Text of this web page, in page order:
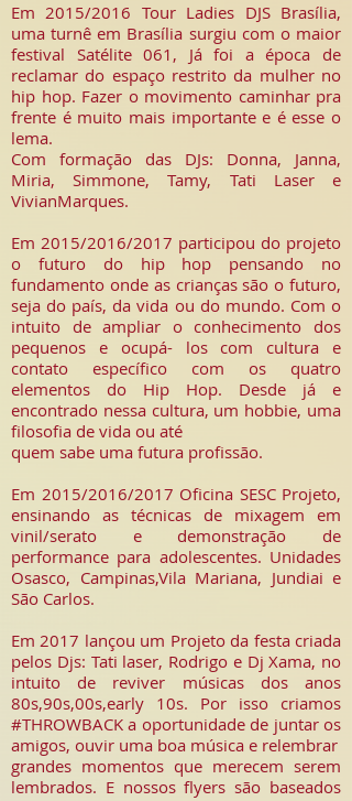
Em 2015/2016 Tour Ladies DJS Brasília,
uma turnê em Brasília surgiu com o maior
festival Satélite 061, Já foi a época de
reclamar do espaço restrito da mulher no
hip hop. Fazer o movimento caminhar pra
frente é muito mais importante e é esse o
lema.
Com formação das DJs: Donna, Janna,
Miria, Simmone, Tamy, Tati Laser e
VivianMarques.
Em 2015/2016/2017 participou do projeto
o futuro do hip hop pensando no
fundamento onde as crianças são o futuro,
seja do país, da vida ou do mundo. Com o
intuito de ampliar o conhecimento dos
pequenos e ocupá- los com cultura e
contato específico com os quatro
elementos do Hip Hop. Desde já e
encontrado nessa cultura, um hobbie, uma
filosofia de vida ou até
quem sabe uma futura profissão.
Em 2015/2016/2017 Oficina SESC Projeto,
ensinando as técnicas de mixagem em
vinil/serato e demonstração de
performance para adolescentes. Unidades
Osasco, Campinas,Vila Mariana, Jundiai e
São Carlos.
Em 2017 lançou um Projeto da festa criada
pelos Djs: Tati laser, Rodrigo e Dj Xama, no
intuito de reviver músicas dos anos
80s,90s,00s,early 10s. Por isso criamos
#THROWBACK a oportunidade de juntar os
amigos, ouvir uma boa música e relembrar
grandes momentos que merecem serem
lembrados. E nossos flyers são baseados